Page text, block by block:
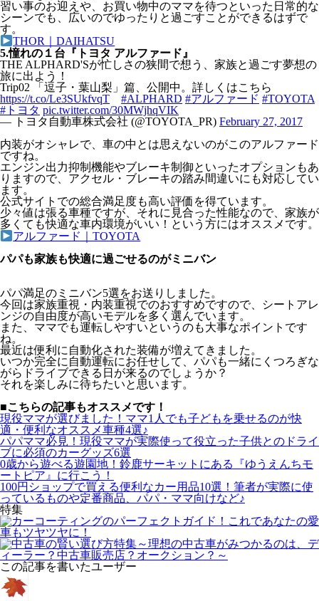
習い事のお迎えや、お買い物中のママを待つといった日常的な
シーンでも、広いのでゆったりと過ごすことができるはずで
す。
THOR｜DAIHATSU
5.憧れの１台『トヨタ アルファード』
THE ALPHARD'Sが忙しさの狭間で想う、家族と過ごす夢想の
旅に出よう！
Trip02 「逗子・葉山梨」篇、公開中。詳しくはこちら
https://t.co/Le3SUkfvqT
#ALPHARD #アルファード #TOYOTA
#トヨタ pic.twitter.com/30MWjhqVIK
— トヨタ自動車株式会社 (@TOYOTA_PR) February 27, 2017
内装がオシャレで、車の中とは思えないのがこのアルファード
ですね。
エンジン出力抑制機能やブレーキ制御といったオプションもあ
りますので、アクセル・ブレーキの踏み間違いにも対応してい
ます。
公式サイトでの総合満足度も高い評価を得ています。
少々値は張る車種ですが、それに見合った性能なので、家族が
多くても快適な車内環境がいい！という方にはオススメです。
アルファード｜TOYOTA
パパも家族も快適に過ごせるのがミニバン
パパ満足のミニバン5選をお送りしました。
今回は家族重視・内装重視でのおすすめですので、シートアレ
ンジの自由度が高いモデルを多く選んでいます。
また、ママでも運転しやすいというのも大事なポイントです
ね。
最近は便利に自動化された装備が増えてきました。
いつか完全に自動運転にお任せして、パパも一緒にくつろぎな
がらドライブできる日が来るのでしょうか？
それを楽しみに待ちたいと思います。
■こちらの記事もオススメです！
現役ママが選びました！ママ1人でも子どもを乗せるのが快
適・便利なオススメ車種4選♪
パパママ必見！現役ママが実際使って役立った子供とのドライ
ブに必須のカーグッズ6選
0歳から遊べる遊園地！鈴鹿サーキットにある『ゆうえんちモ
ートピア』に行こう！
100円ショップで買える便利なカー用品10選！筆者が実際に使
っているものや定番商品、パパ・ママ向けなど♪
特集
この記事を書いたユーザー